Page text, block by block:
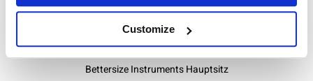
Customize
Bettersize Instruments Hauptsitz